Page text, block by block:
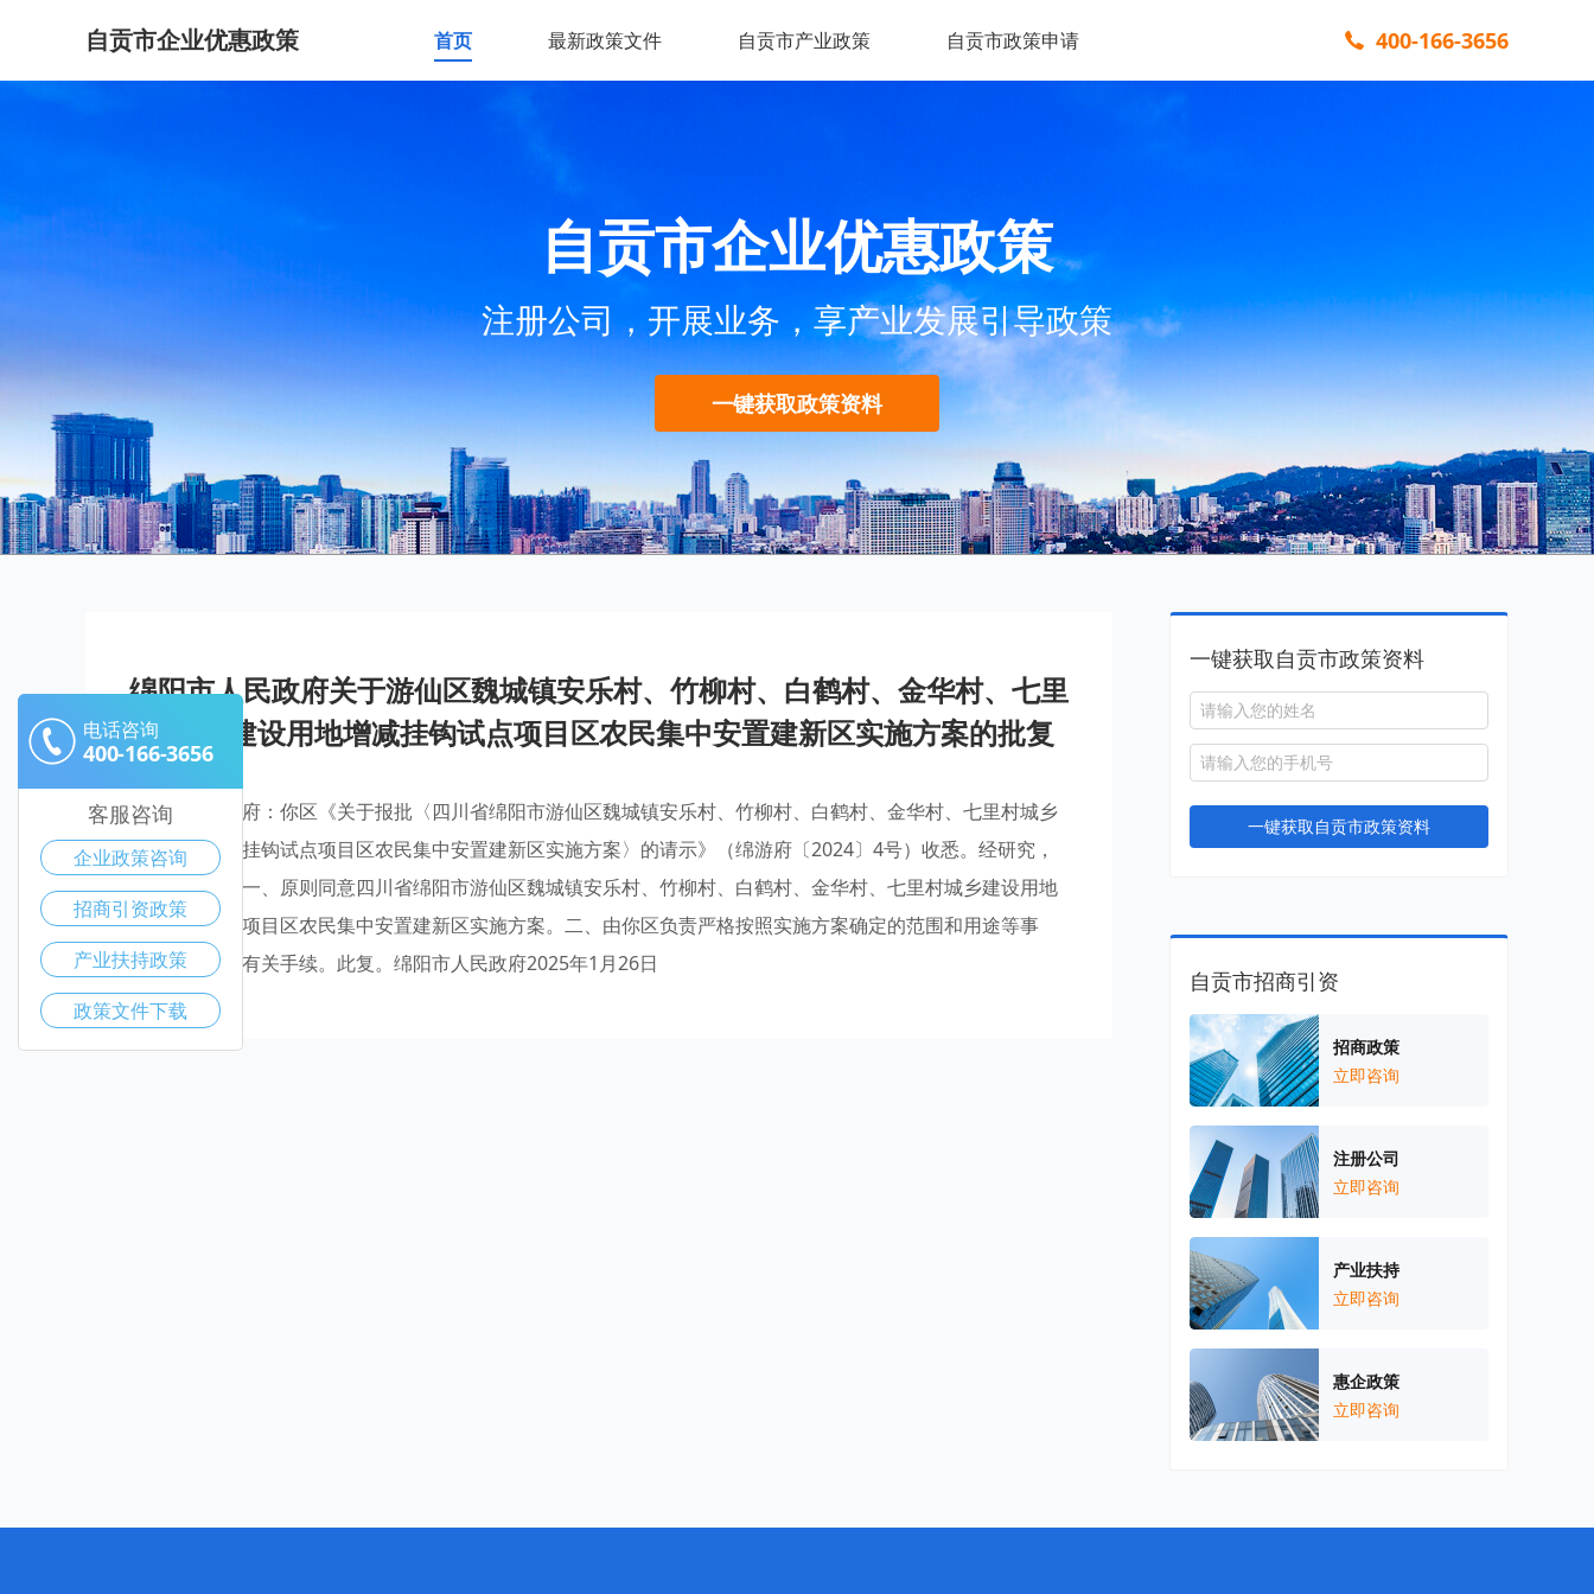
自贡市企业优惠政策 首页 最新政策文件 自贡市产业政策 自贡市政策申请 400-166-3656
自贡市企业优惠政策
注册公司，开展业务，享产业发展引导政策
一键获取政策资料
绵阳市人民政府关于游仙区魏城镇安乐村、竹柳村、白鹤村、金华村、七里
村城乡建设用地增减挂钩试点项目区农民集中安置建新区实施方案的批复
游仙区人民政府：你区《关于报批〈四川省绵阳市游仙区魏城镇安乐村、竹柳村、白鹤村、金华村、七里村城乡
建设用地增减挂钩试点项目区农民集中安置建新区实施方案〉的请示》（绵游府〔2024〕4号）收悉。经研究，
现批复如下。一、原则同意四川省绵阳市游仙区魏城镇安乐村、竹柳村、白鹤村、金华村、七里村城乡建设用地
增减挂钩试点项目区农民集中安置建新区实施方案。二、由你区负责严格按照实施方案确定的范围和用途等事
项，依法办理有关手续。此复。绵阳市人民政府2025年1月26日
一键获取自贡市政策资料
一键获取自贡市政策资料
自贡市招商引资
招商政策
立即咨询
注册公司
立即咨询
产业扶持
立即咨询
惠企政策
立即咨询
电话咨询
400-166-3656
客服咨询
企业政策咨询
招商引资政策
产业扶持政策
政策文件下载